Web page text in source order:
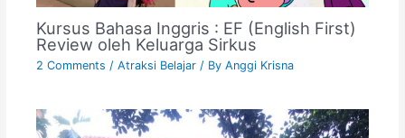
Kursus Bahasa Inggris : EF (English First)
Review oleh Keluarga Sirkus
2 Comments /Atraksi Belajar / ByAnggi Krisna